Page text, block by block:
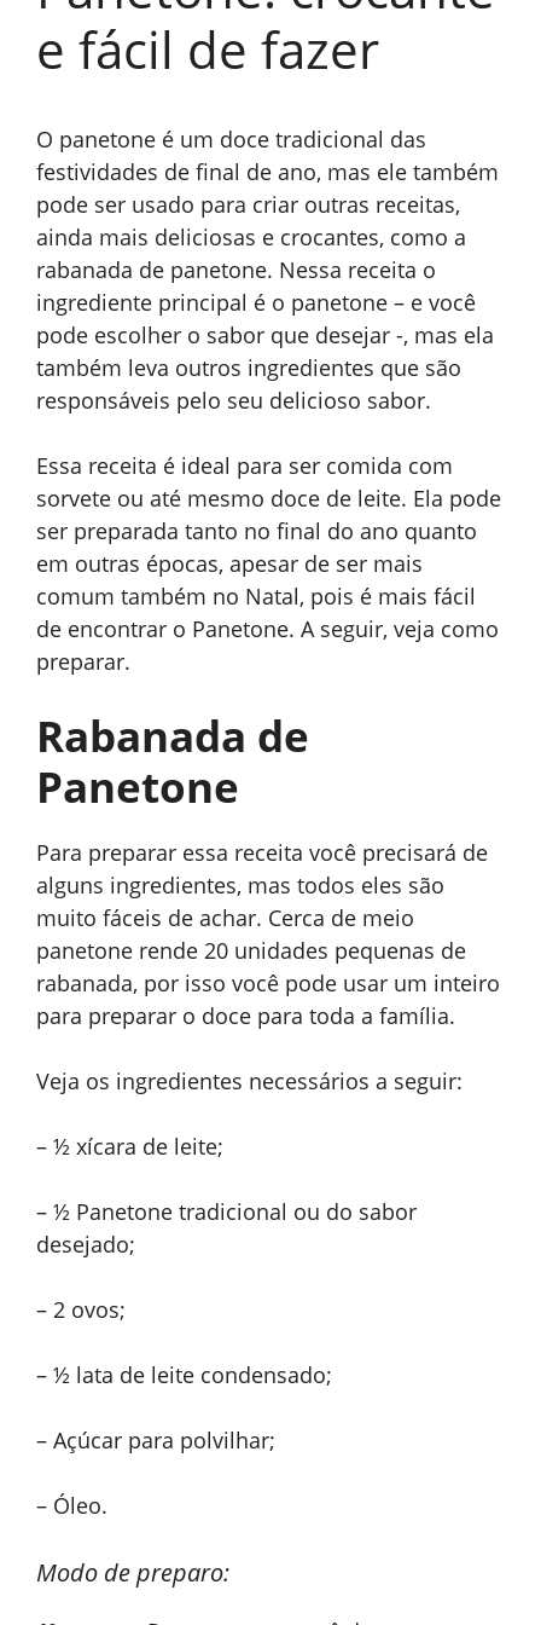
e fácil de fazer
O panetone é um doce tradicional das
festividades de final de ano, mas ele também
pode ser usado para criar outras receitas,
ainda mais deliciosas e crocantes, como a
rabanada de panetone. Nessa receita o
ingrediente principal é o panetone – e você
pode escolher o sabor que desejar -, mas ela
também leva outros ingredientes que são
responsáveis pelo seu delicioso sabor.
Essa receita é ideal para ser comida com
sorvete ou até mesmo doce de leite. Ela pode
ser preparada tanto no final do ano quanto
em outras épocas, apesar de ser mais
comum também no Natal, pois é mais fácil
de encontrar o Panetone. A seguir, veja como
preparar.
Rabanada de
Panetone
Para preparar essa receita você precisará de
alguns ingredientes, mas todos eles são
muito fáceis de achar. Cerca de meio
panetone rende 20 unidades pequenas de
rabanada, por isso você pode usar um inteiro
para preparar o doce para toda a família.
Veja os ingredientes necessários a seguir:
– ½ xícara de leite;
– ½ Panetone tradicional ou do sabor
desejado;
– 2 ovos;
– ½ lata de leite condensado;
– Açúcar para polvilhar;
– Óleo.
Modo de preparo: